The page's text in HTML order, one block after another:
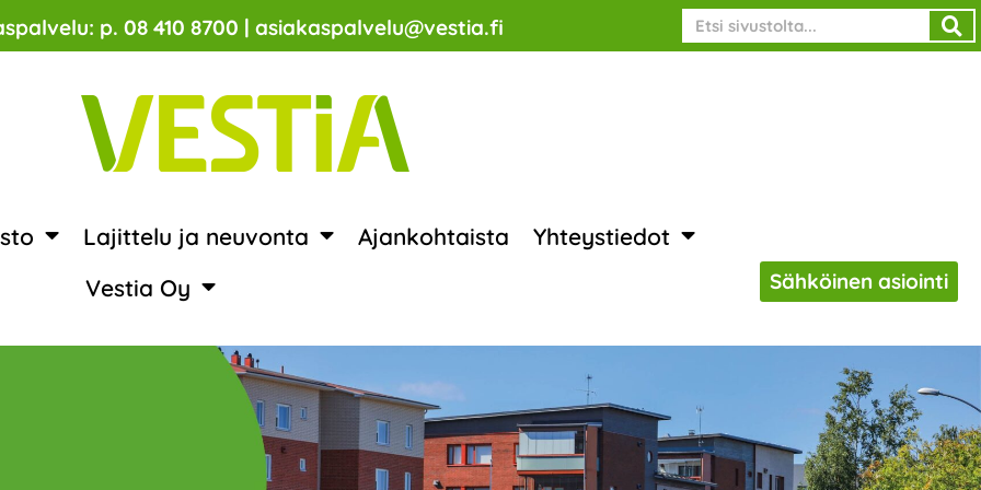
p. 08 410 8700 | asiakaspalvelu@vestia.fi Search
Lajittelu ja neuvonta Ajankohtaista
Yhteystiedot
Vestia Oy
Sähköinen asiointi